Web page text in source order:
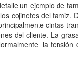
un ejemplo de
cojinetes del tamiz.
cintas
del cliente. La
la